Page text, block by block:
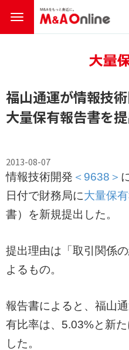
福山通運が情報技
大量保有報告書を
2013-08-07
情報技術開発 ＜9638＞
日付で財務局に大量保
書）を新規提出した。
提出理由は「取引関係
よるもの。
報告書によると、福山
有比率は、5.03%と新
した。